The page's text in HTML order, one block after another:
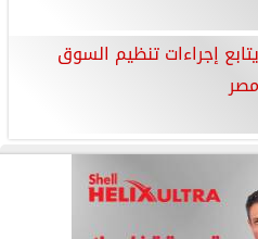
إجراءات تنظيم السوق